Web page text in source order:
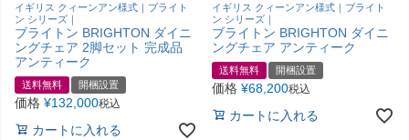
イギリス クィーンアン様式｜ブライト
ン シリーズ｜
ブライトン BRIGHTON ダイニ
ングチェア 2脚セット 完成品
アンティーク
送料無料 開梱設置
価格 ¥132,000税込
カートに入れる
イギリス クィーンアン様式｜ブライト
ン シリーズ｜
ブライトン BRIGHTON ダイニ
ングチェア アンティーク
送料無料 開梱設置
価格 ¥68,200税込
カートに入れる